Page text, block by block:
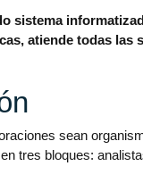
sistema
atiende todas las
sean
tres bloques: